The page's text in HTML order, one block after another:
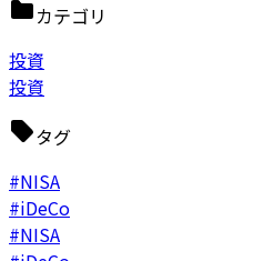
カテゴリ
投資
投資
タグ
#NISA
#iDeCo
#NISA